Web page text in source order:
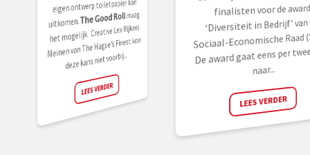
eigen ontwerp toiletpapier kan
uitkomen. 𝗧𝗵𝗲 𝗚𝗼𝗼𝗱 𝗥𝗼𝗹𝗹 maag
het mogelijk. Creative Lex Rijkers
Meinen van The Hague’s Finest kon
deze kans niet voorbij...
LEES VERDER
finalisten voor de award
‘Diversiteit in Bedrijf’ van
Sociaal-Economische Raad
De award gaat eens per
naar...
LEES VERDER